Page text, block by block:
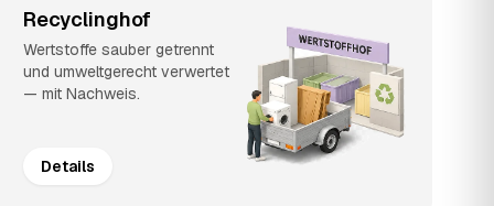
Recyclinghof
Wertstoffe sauber getrennt
und umweltgerecht verwertet
— mit Nachweis.
Details